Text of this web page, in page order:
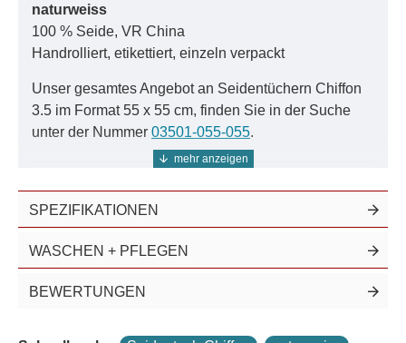
Farbmuster:
Das Farbsystem:Als PDF zum download
Nutzen Sie unser Farbsystem für exakte Ergebnisse.
naturweiss
100 % Seide, VR China
Handrolliert, etikettiert, einzeln verpackt
Unser gesamtes Angebot an Seidentüchern Chiffon
3.5 im Format 55 x 55 cm, finden Sie in der Suche
unter der Nummer 03501-055-055.
Seidenstoffe, Tücher und Schals aus Chiffon 3.5
finden Sie in der Suche unter derNummer
mehrfarbigerhältlich.
Die Herstellung dieses hauchzarten Gewebes auf
SPEZIFIKATIONEN
WASCHEN + PFLEGEN
BEWERTUNGEN